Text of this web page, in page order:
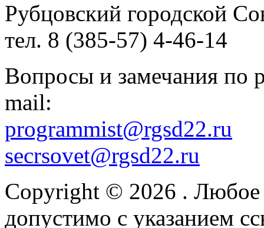
Рубцовский городской
тел. 8 (385-57) 4-46-14
Вопросы и замечания по
mail:
programmist@rgsd22.ru
secrsovet@rgsd22.ru
Copyright © 2026 . Любое
допустимо с указанием